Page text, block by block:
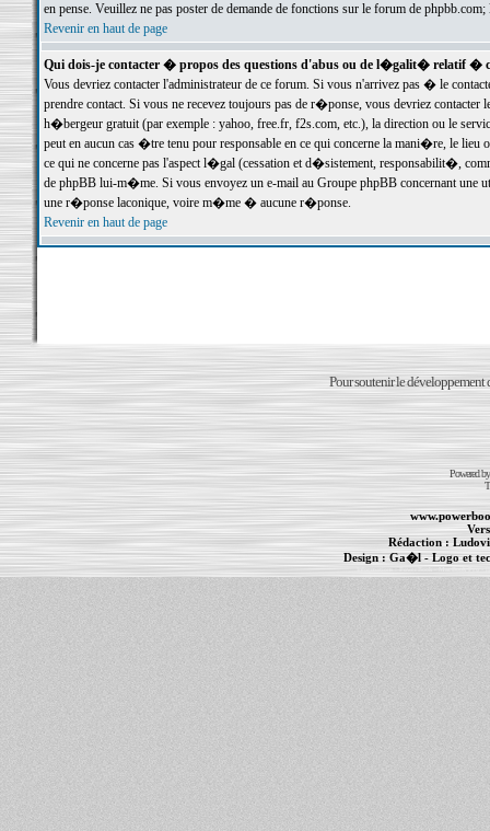
en pense. Veuillez ne pas poster de demande de fonctions sur le forum de
Revenir en haut de page
Qui dois-je contacter � propos des questions d'abus ou de l�galit� relatif �
Vous devriez contacter l'administrateur de ce forum. Si vous n'arrivez pas � le
prendre contact. Si vous ne recevez toujours pas de r�ponse, vous devriez
h�bergeur gratuit (par exemple : yahoo, free.fr, f2s.com, etc.), la direction ou le
peut en aucun cas �tre tenu pour responsable en ce qui concerne la mani�re, le
ce qui ne concerne pas l'aspect l�gal (cessation et d�sistement, responsabilit�,
de phpBB lui-m�me. Si vous envoyez un e-mail au Groupe phpBB concernant une
une r�ponse laconique, voire m�me � aucune r�ponse.
Revenir en haut de page
Pour soutenir le développement
Powered
Rédaction :
Design :Ga�l- Logo et
Informations :